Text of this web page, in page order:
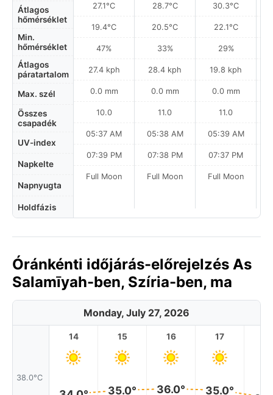
Átlagos
hőmérséklet
Min.
hőmérséklet
Átlagos
páratartalom
Max. szél
Összes
csapadék
UV-index
Napkelte
Napnyugta
Holdfázis
27.1°C
19.4°C
47%
27.4 kph
0.0 mm
10.0
05:37 AM
07:39 PM
Full Moon
28.7°C
20.5°C
33%
28.4 kph
0.0 mm
11.0
05:38 AM
07:38 PM
Full Moon
30.3°C
22.1°C
29%
19.8 kph
0.0 mm
11.0
05:39 AM
07:37 PM
Full Moon
Óránkénti időjárás-előrejelzés As
Salamīyah-ben, Szíria-ben, ma
Monday, July 27, 2026
38.0°C
14 15
35.0°
16
36.0°
17
35.0°